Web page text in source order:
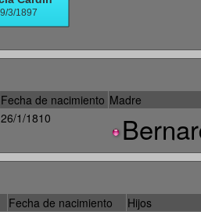
Fecha de nacimiento Madre
26/1/1810
Fecha de nacimiento
Hijos